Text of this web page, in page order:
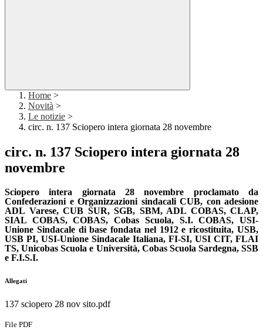
Home >
Novità >
Le notizie >
circ. n. 137 Sciopero intera giornata 28 novembre
circ. n. 137 Sciopero intera giornata 28
novembre
Sciopero intera giornata 28 novembre proclamato da
Confederazioni e Organizzazioni sindacali CUB, con adesione
ADL Varese, CUB SUR, SGB, SBM, ADL COBAS, CLAP,
SIAL COBAS, COBAS, Cobas Scuola, S.I. COBAS, USI-
Unione Sindacale di base fondata nel 1912 e ricostituita, USB,
USB PI, USI-Unione Sindacale Italiana, FI-SI, USI CIT, FLAI
TS, Unicobas Scuola e Università, Cobas Scuola Sardegna, SSB
e F.I.S.I.
Allegati
137 sciopero 28 nov sito.pdf
File PDF